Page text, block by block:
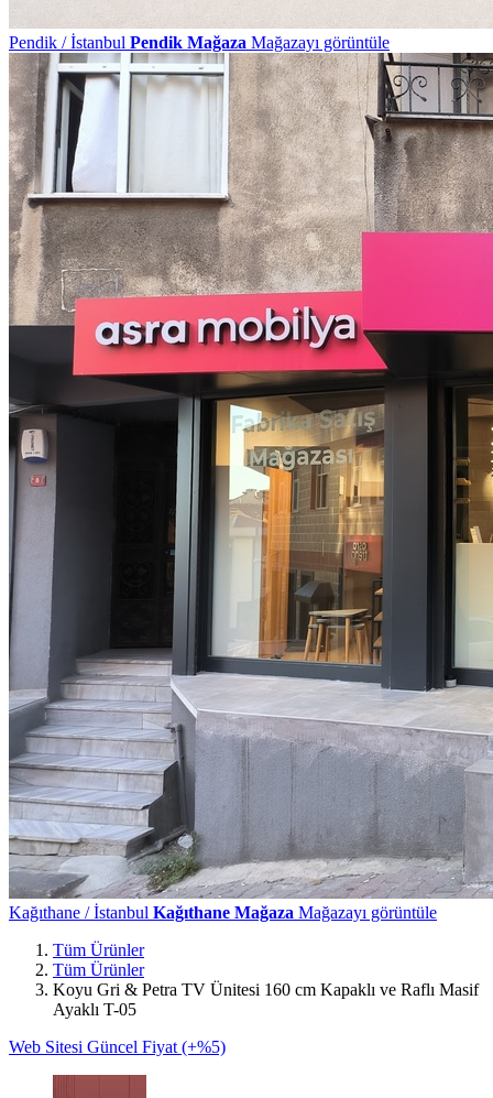
Pendik / İstanbul Pendik Mağaza Mağazayı görüntüle
Kağıthane / İstanbul Kağıthane Mağaza Mağazayı görüntüle
Tüm Ürünler
Tüm Ürünler
Koyu Gri & Petra TV Ünitesi 160 cm Kapaklı ve Raflı Masif
Ayaklı T-05
Web Sitesi Güncel Fiyat (+%5)